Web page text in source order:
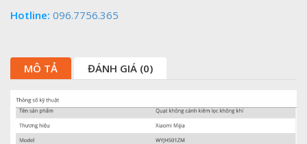
Hotline: 096.7756.365
MÔ TẢ ĐÁNH GIÁ (0)